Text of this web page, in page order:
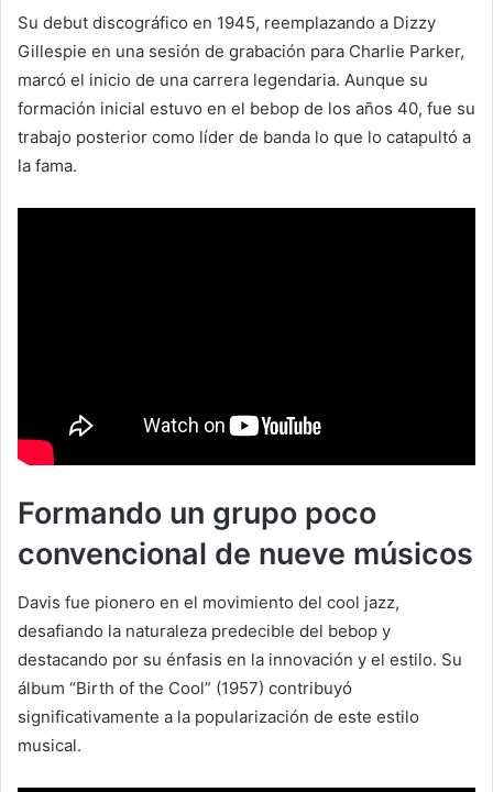
Su debut discográfico en 1945, reemplazando a Dizzy
Gillespie en una sesión de grabación para Charlie Parker,
marcó el inicio de una carrera legendaria. Aunque su
formación inicial estuvo en el bebop de los años 40, fue su
trabajo posterior como líder de banda lo que lo catapultó a
la fama.
Formando un grupo poco
convencional de nueve músicos
Davis fue pionero en el movimiento del cool jazz,
desafiando la naturaleza predecible del bebop y
destacando por su énfasis en la innovación y el estilo. Su
álbum “Birth of the Cool” (1957) contribuyó
significativamente a la popularización de este estilo
musical.